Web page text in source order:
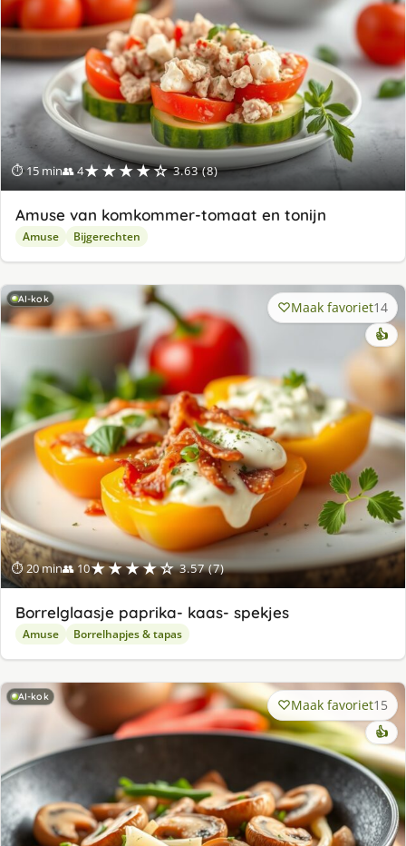
⏱ 15 min👥 4★★★★☆ 3.63 (8)
Amuse van komkommer-tomaat en tonijn
Amuse Bijgerechten
AI-kok
⏱ 20 min👥 10★★★★☆ 3.57 (7)
Maak favoriet14
👍
Borrelglaasje paprika- kaas- spekjes
Amuse Borrelhapjes & tapas
AI-kok Maak favoriet15
👍